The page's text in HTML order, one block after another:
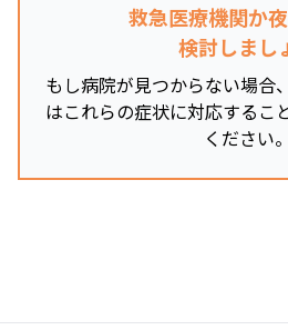
救急医療機関か
検討しまし
もし病院が見つからない場合
はこれらの症状に対応するこ
ください。